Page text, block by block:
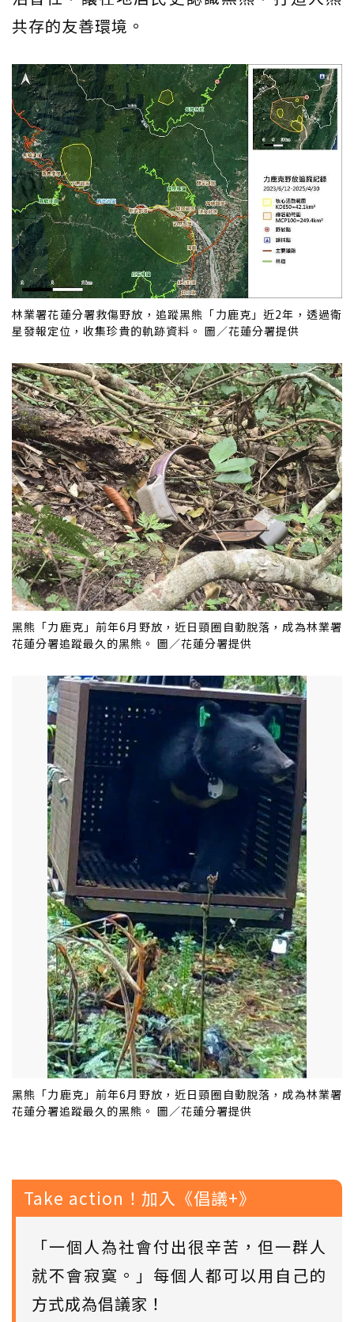
共存的友善環境。
林業署花蓮分署救傷野放，追蹤黑熊「力鹿克」近2年，透過衛
星發報定位，收集珍貴的軌跡資料。 圖／花蓮分署提供
黑熊「力鹿克」前年6月野放，近日頸圈自動脫落，成為林業署
花蓮分署追蹤最久的黑熊。 圖／花蓮分署提供
黑熊「力鹿克」前年6月野放，近日頸圈自動脫落，成為林業署
花蓮分署追蹤最久的黑熊。 圖／花蓮分署提供
Take action！加入《倡議+》
「一個人為社會付出很辛苦，但一群人
就不會寂寞。」每個人都可以用自己的
方式成為倡議家！